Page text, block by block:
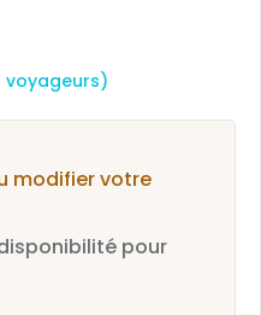
voyageurs)
modifier votre
pour